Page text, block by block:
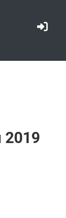
2019